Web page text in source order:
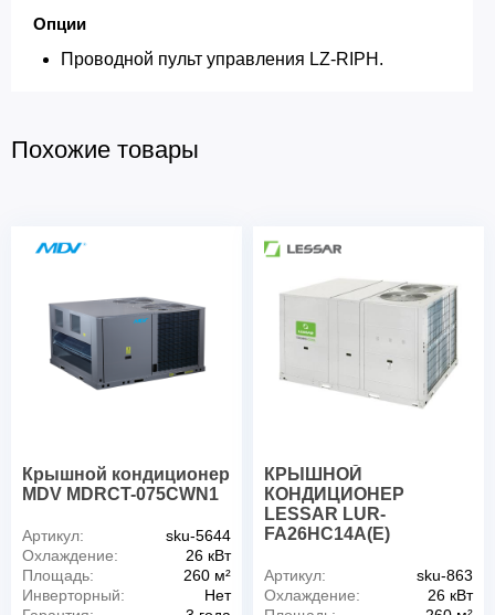
Опции
Проводной пульт управления LZ-RIPH.
Похожие товары
Крышной кондиционер
MDV MDRCT-075CWN1
Артикул:
sku-5644
Охлаждение:
26 кВт
Площадь:
260 м²
Инверторный:
Нет
КРЫШНОЙ
КОНДИЦИОНЕР
LESSAR LUR-
FA26HC14A(E)
Артикул:
sku-863
Охлаждение:
26 кВт